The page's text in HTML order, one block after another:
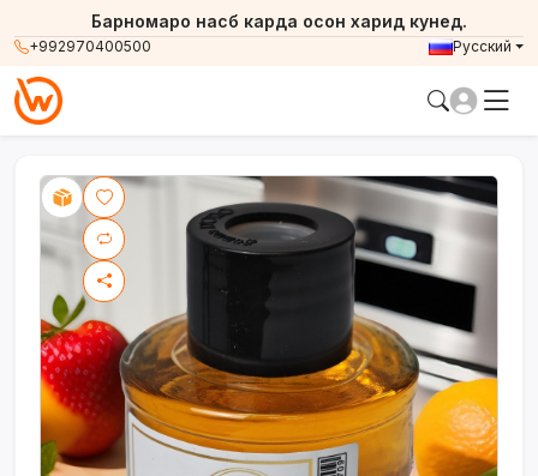
+992970400500
Барномаро насб карда осон харид кунед.
Русский